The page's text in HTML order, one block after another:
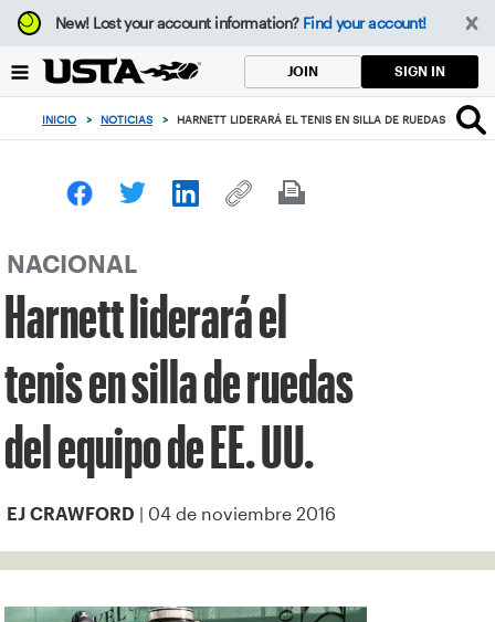
Enfoque
desde
botón
volver
principio
New!Lost your account information? Find your account!
JOIN SIGN IN
INICIO > NOTICIAS > HARNETT LIDERARÁ EL TENIS EN SILLA DE RUEDAS DEL
NACIONAL
Harnett liderará el
tenis en silla de ruedas
del equipo de EE. UU.
EJ CRAWFORD | 04 de noviembre 2016